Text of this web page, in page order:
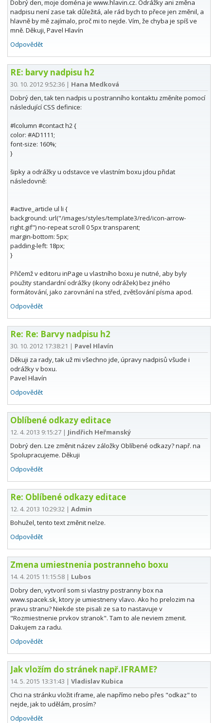
Dobrý den, moje doména je www.hlavin.cz. Odrážky ani změna
nadpisu není zase tak důležitá, ale rád bych to přece jen změnil, a
hlavně by mě zajímalo, proč mi to nejde. Vím, že chyba je spíš ve
mně. Děkuji, Pavel Hlavín
Odpovědět
RE: barvy nadpisu h2
30. 10. 2012 9:52:36 | Hana Medková
Dobrý den, tak ten nadpis u postranního kontaktu změníte pomocí
následující CSS definice:
#lcolumn #contact h2 {
color: #AD1111;
font-size: 160%;
}
šipky a odrážky u odstavce ve vlastním boxu jdou přidat
následovně:
#active_article ul li {
background: url("/images/styles/template3/red/icon-arrow-
right.gif") no-repeat scroll 0 5px transparent;
margin-bottom: 5px;
padding-left: 18px;
}
Přičemž v editoru inPage u vlastního boxu je nutné, aby byly
použity standardní odrážky (ikony odrážek) bez jiného
formátování, jako zarovnání na střed, zvětšování písma apod.
Odpovědět
Re: Re: Barvy nadpisu h2
30. 10. 2012 17:38:21 | Pavel Hlavín
Děkuji za rady, tak už mi všechno jde, úpravy nadpisů všude i
odrážky v boxu.
Pavel Hlavín
Odpovědět
Oblíbené odkazy editace
12. 4. 2013 9:15:27 | Jindřich Heřmanský
Dobrý den. Lze změnit název záložky Oblíbené odkazy? např. na
Spolupracujeme. Děkuji
Odpovědět
Re: Oblíbené odkazy editace
12. 4. 2013 10:29:32 | Admin
Bohužel, tento text změnit nelze.
Odpovědět
Zmena umiestnenia postranneho boxu
14. 4. 2015 11:15:58 | Lubos
Dobry den, vytvoril som si vlastny postranny box na
www.spacek.sk, ktory je umiestneny vlavo. Ako ho prelozim na
pravu stranu? Niekde ste pisali ze sa to nastavuje v
"Rozmiestnenie prvkov stranok". Tam to ale neviem zmenit.
Dakujem za radu.
Odpovědět
Jak vložím do stránek např.IFRAME?
14. 5. 2015 13:31:43 | Vladislav Kubica
Chci na stránku vložit iframe, ale napřímo nebo přes "odkaz" to
nejde, jak to udělám, prosím?
Odpovědět